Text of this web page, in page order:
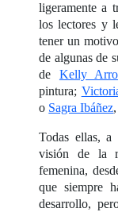
ligeramente a
los lectores y
tener un
de algunas de
de Kelly
pintura;
o Sagra Ibáñez
Todas ellas, a
visión de la
femenina,
que siempre
desarrollo,